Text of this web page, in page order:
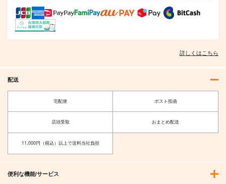
詳しくはこちら
配送
宅配便 ポスト投函
店頭受取 おまとめ配送
11,000円（税込）以上で送料当社負担
便利な機能/サービス